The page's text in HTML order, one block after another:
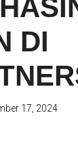
DI
17, 2024